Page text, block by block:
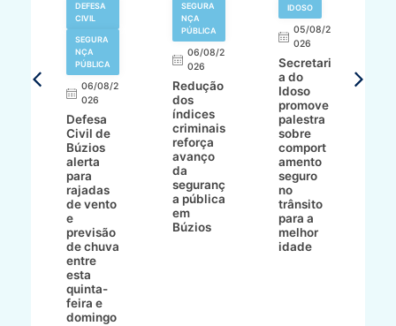
DEFESA
CIVIL
SEGURA
NÇA
PÚBLICA
06/08/2
026
Defesa
Civil de
Búzios
alerta
para
rajadas
de vento
e
previsão
de chuva
entre
esta
quinta-
feira e
domingo
SEGURA
NÇA
PÚBLICA
06/08/2
026
Redução
dos
índices
criminais
reforça
avanço
da
seguranç
a pública
em
Búzios
IDOSO
05/08/2
026
Secretari
a do
Idoso
promove
palestra
sobre
comport
amento
seguro
no
trânsito
para a
melhor
idade